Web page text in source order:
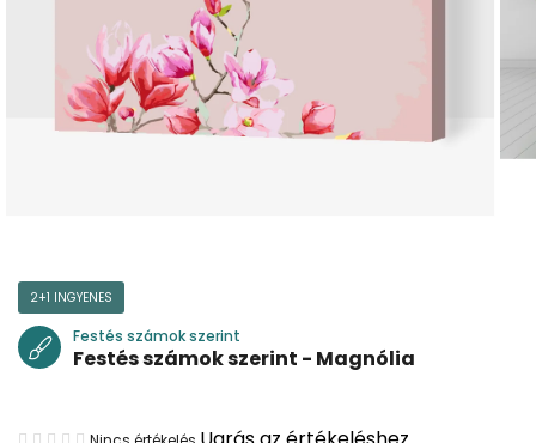
2+1 INGYENES
Festés számok szerint
Festés számok szerint - Magnólia